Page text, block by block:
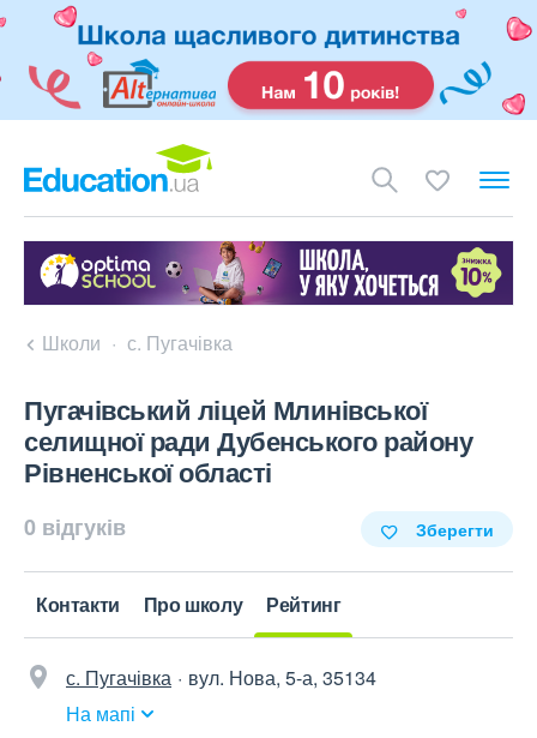
Школи с. Пугачівка
Пугачівський ліцей Млинівської
селищної ради Дубенського району
Рівненської області
0 відгуків Зберегти
Контакти Про школу Рейтинг
с. Пугачівка
вул. Нова, 5-а, 35134
На мапі